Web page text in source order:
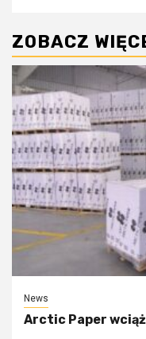
ZOBACZ
News
Arctic Paper